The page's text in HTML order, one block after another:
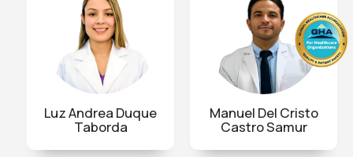
Luz Andrea Duque
Taborda
Manuel Del Cristo
Castro Samur